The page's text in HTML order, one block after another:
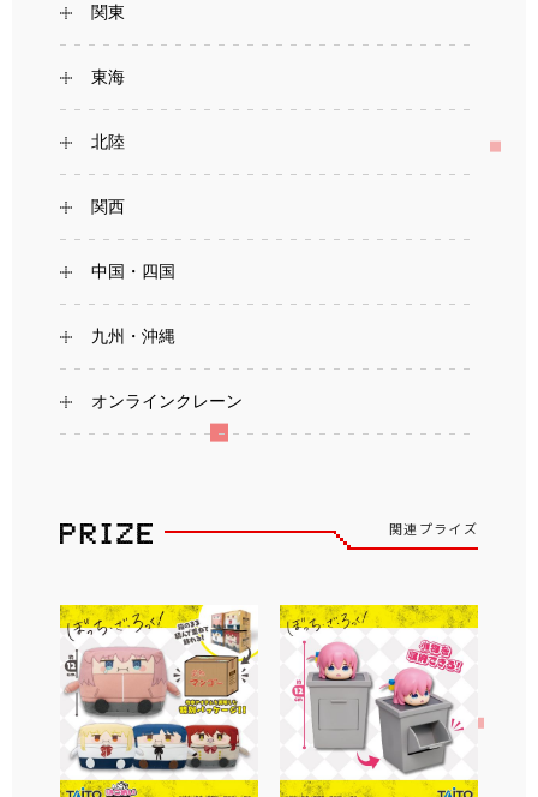
関東
東海
北陸
関西
中国・四国
九州・沖縄
オンラインクレーン
関連プライズ